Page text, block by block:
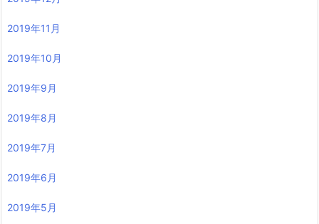
2019年11月
2019年10月
2019年9月
2019年8月
2019年7月
2019年6月
2019年5月